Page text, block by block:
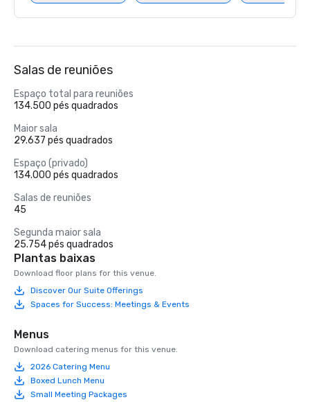
Salas de reuniões
Espaço total para reuniões
134.500 pés quadrados
Maior sala
29.637 pés quadrados
Espaço (privado)
134.000 pés quadrados
Salas de reuniões
45
Segunda maior sala
25.754 pés quadrados
Plantas baixas
Download floor plans for this venue.
Discover Our Suite Offerings
Spaces for Success: Meetings & Events
Menus
Download catering menus for this venue.
2026 Catering Menu
Boxed Lunch Menu
Small Meeting Packages